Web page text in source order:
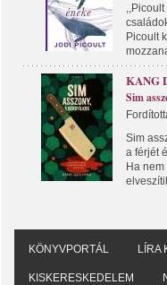
Picoult
KANG
Sim
Sim
a férjét
Ha
KÖNYVPORTÁL LÍRA
KISKERESKEDELEM